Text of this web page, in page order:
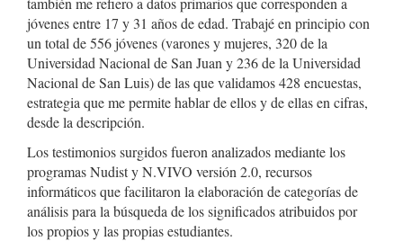
jóvenes entre 17 y 31 años de edad. Trabajé en principio con
un total de 556 jóvenes (varones y mujeres, 320 de la
Universidad Nacional de San Juan y 236 de la Universidad
Nacional de San Luis) de las que validamos 428 encuestas,
estrategia que me permite hablar de ellos y de ellas en cifras,
desde la descripción.
Los testimonios surgidos fueron analizados mediante los
programas Nudist y N.VIVO versión 2.0, recursos
informáticos que facilitaron la elaboración de categorías de
análisis para la búsqueda de los significados atribuidos por
los propios y las propias estudiantes.